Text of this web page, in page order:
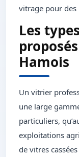
vitrage pour des
Les
Hamois
Un vitrier
une large
particuliers,
exploitations
de vitres